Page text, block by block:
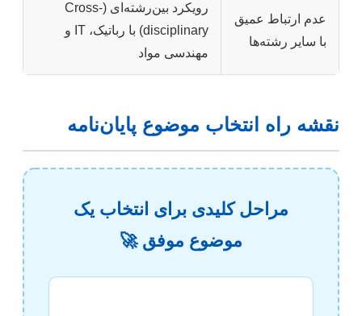
عدم ارتباط عمیق
با سایر رشته‌ها
رویکرد بین‌رشته‌ای (Cross-
disciplinary) با رباتیک، IT و
مهندسی مواد
نقشه راه انتخاب موضوع پایان‌نامه
مراحل کلیدی برای انتخاب یک
موضوع موفق 🚀